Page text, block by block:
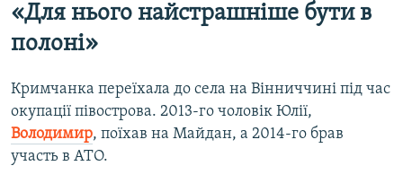
«Для нього найстрашніше бути в
полоні»
Кримчанка переїхала до села на Вінниччині під час
окупації півострова. 2013-го чоловік Юлії,
Володимир, поїхав на Майдан, а 2014-го брав
участь в АТО.